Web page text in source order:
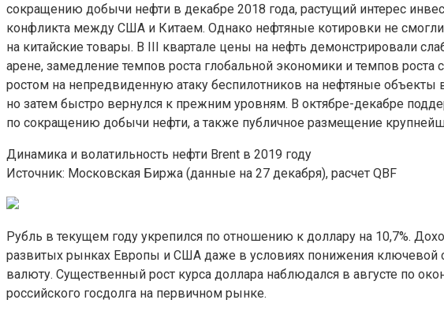
сокращению добычи нефти в декабре 2018 года, растущий интерес
конфликта между США и Китаем. Однако нефтяные котировки не
на китайские товары. В III квартале цены на нефть демонстрировали
арене, замедление темпов роста глобальной экономики и темпов
ростом на непредвиденную атаку беспилотников на нефтяные
но затем быстро вернулся к прежним уровням. В октябре-декабре
по сокращению добычи нефти, а также публичное размещение
Динамика и волатильность нефти Brent в 2019 году
Источник: Московская Биржа (данные на 27 декабря), расчет QBF
Рубль в текущем году укрепился по отношению к доллару на 10,7%.
развитых рынках Европы и США даже в условиях понижения ключевой
валюту. Существенный рост курса доллара наблюдался в августе по
российского госдолга на первичном рынке.